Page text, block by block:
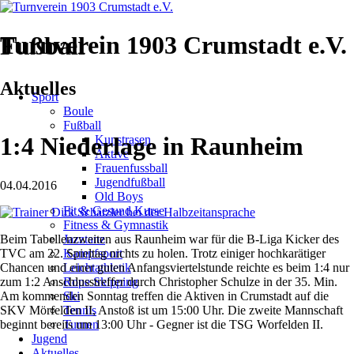
Turnverein 1903 Crumstadt e.V.
Navigation
überspringen
Sport
Boule
Fußball
Kunstrasen
Aktive
Frauenfussball
Jugendfußball
Old Boys
Fit & Gesund Kurse
Fitness & Gymnastik
Jazztanz
Kampfsport
Leichtathletik
Rope Skipping
Ski
Tennis
Turnen
Jugend
Fußball
Aktuelles
1:4 Niederlage in Raunheim
04.04.2016
Beim Tabellenzweiten aus Raunheim war für die B-Liga Kicker des
TVC am 22. Spieltag nichts zu holen. Trotz einiger hochkarätiger
Chancen und einer guten Anfangsviertelstunde reichte es beim 1:4 nur
zum 1:2 Anschlusstreffer durch Christopher Schulze in der 35. Min.
Am kommenden Sonntag treffen die Aktiven in Crumstadt auf die
SKV Mörfelden II, Anstoß ist um 15:00 Uhr. Die zweite Mannschaft
beginnt bereits um 13:00 Uhr - Gegner ist die TSG Worfelden II.